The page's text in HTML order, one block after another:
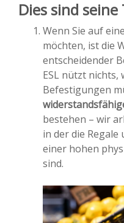
Dies sind
Wenn Sie auf
möchten, ist die
entscheidender
ESL nützt nichts,
Befestigungen
bestehen – wir
in der die
einer hohen
sind.